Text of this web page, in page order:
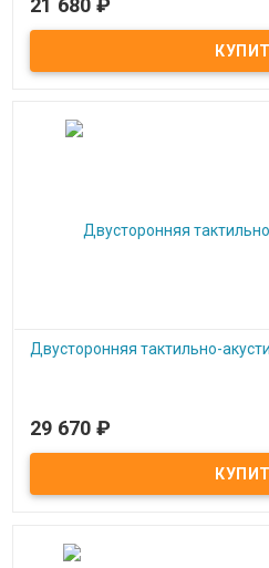
Под заказ
Тактильно-акустическая панель
Двусторонняя тактильно-
Под заказ
Двусторонняя тактильно-
29 670 ₽